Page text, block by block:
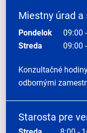
Miestny úrad a
Pondelok 09:00
Streda
09:00
Konzultačné
odbornými
Starosta pre